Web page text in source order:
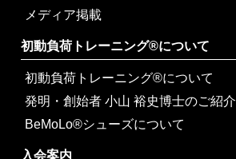
メディア掲載
初動負荷トレーニング®について
初動負荷トレーニング®について
発明・創始者 小山 裕史博士のご紹介
BeMoLo®シューズについて
入会案内